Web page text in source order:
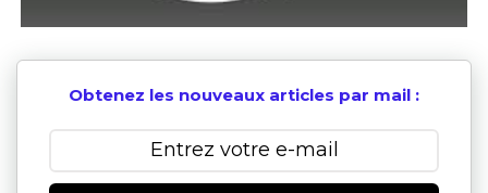
Obtenez les nouveaux articles par mail :